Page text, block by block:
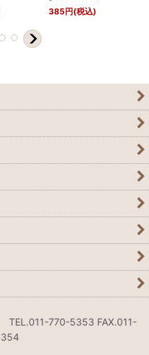
385円(税込)
TEL.011-770-5353 FAX.011-